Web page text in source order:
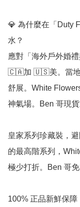
💎 為什麼在「Duty
水？
應對「海外戶外婚
🇨🇦加 🇺🇸美。當地
舒展。White
神氣場。Ben 哥現貨
皇家系列珍藏裝，
的最高階系列，
極少打折。Ben 哥
100% 正品新鮮保障